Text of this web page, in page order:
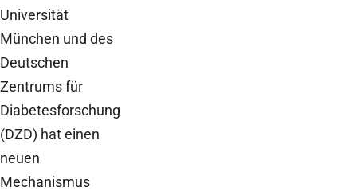
Universität
München und des
Deutschen
Zentrums für
Diabetesforschung
(DZD) hat einen
neuen
Mechanismus